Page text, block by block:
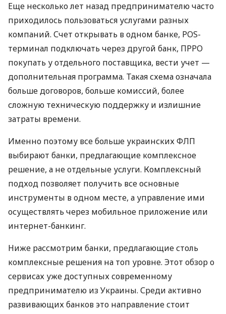
Еще несколько лет назад предпринимателю часто
приходилось пользоваться услугами разных
компаний. Счет открывать в одном банке, POS-
терминал подключать через другой банк, ПРРО
покупать у отдельного поставщика, вести учет —
дополнительная программа. Такая схема означала
больше договоров, больше комиссий, более
сложную техническую поддержку и излишние
затраты времени.
Именно поэтому все больше украинских ФЛП
выбирают банки, предлагающие комплексное
решение, а не отдельные услуги. Комплексный
подход позволяет получить все основные
инструменты в одном месте, а управление ими
осуществлять через мобильное приложение или
интернет-банкинг.
Ниже рассмотрим банки, предлагающие столь
комплексные решения на топ уровне. Этот обзор о
сервисах уже доступных современному
предпринимателю из Украины. Среди активно
развивающих банков это направление стоит